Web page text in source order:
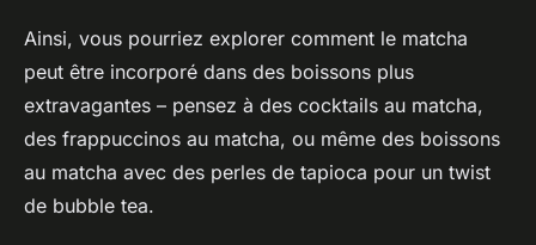
Ainsi, vous pourriez explorer comment le matcha
peut être incorporé dans des boissons plus
extravagantes – pensez à des cocktails au matcha,
des frappuccinos au matcha, ou même des boissons
au matcha avec des perles de tapioca pour un twist
de bubble tea.